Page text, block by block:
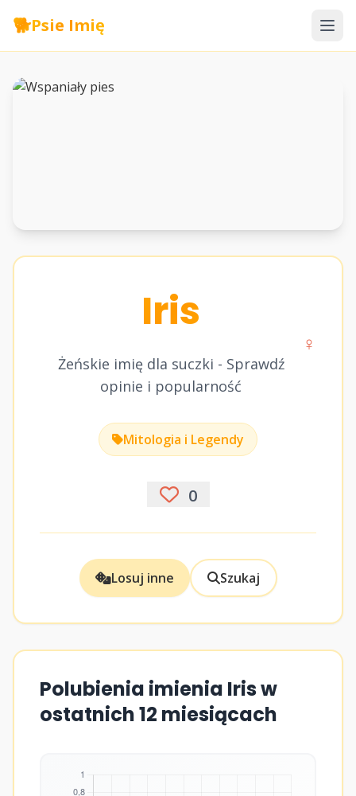
🐕Psie Imię
Iris
Żeńskie imię dla suczki - Sprawdź
opinie i popularność
♀
Mitologia i Legendy
0
Losuj inne Szukaj
Polubienia imienia Iris w
ostatnich 12 miesiącach